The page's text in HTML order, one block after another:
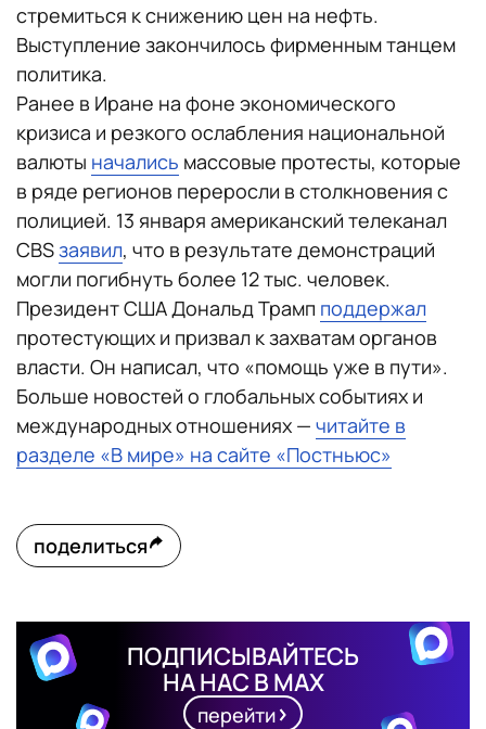
стремиться к снижению цен на нефть.
Выступление закончилось фирменным танцем
политика.
Ранее в Иране на фоне экономического
кризиса и резкого ослабления национальной
валюты начались массовые протесты, которые
в ряде регионов переросли в столкновения с
полицией. 13 января американский телеканал
CBSзаявил, что в результате демонстраций
могли погибнуть более 12 тыс. человек.
Президент США Дональд Трамп поддержал
протестующих и призвал к захватам органов
власти. Он написал, что «помощь уже в пути».
Больше новостей о глобальных событиях и
международных отношениях — читайте в
разделе «В мире» на сайте «Постньюс»
поделиться
ПОДПИСЫВАЙТЕСЬ
НА НАС В MAX
перейти